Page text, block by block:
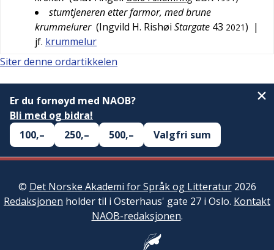
stumtjeneren etter farmor, med brune
krummelurer (Ingvild H. Rishøi Stargate 43 2021) |
jf. krummelur
Siter denne ordartikkelen
Er du fornøyd med NAOB?
Bli med og bidra!
100,–
250,– 500,– Valgfri sum
© Det Norske Akademi for Språk og Litteratur2026
Redaksjonen holder til i Osterhaus' gate 27 i Oslo. Kontakt
NAOB-redaksjonen.